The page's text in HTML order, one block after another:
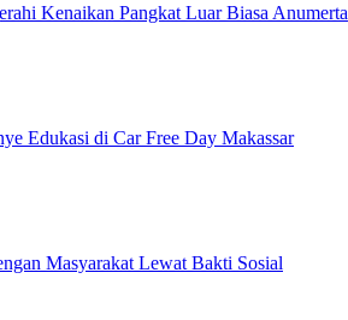
Kenaikan Pangkat Luar Biasa Anumerta
Edukasi di Car Free Day Makassar
Masyarakat Lewat Bakti Sosial